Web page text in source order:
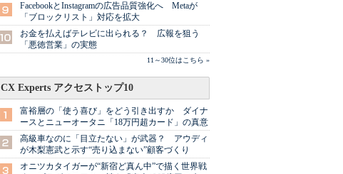
FacebookとInstagramの広告品質強化へ Metaが
「ブロックリスト」対応を拡大
お金を払えばテレビに出られる？ 広報を狙う
「悪徳営業」の実態
11～30位はこちら »
CX Experts アクセストップ10
富裕層の「使う喜び」をどう引き出すか ダイナ
ースとニューオータニ「18万円超カード」の真意
高級車なのに「目立たない」が武器？ アウディ
が木梨憲武と示す“売り込まない”顧客づくり
オニツカタイガーが“新宿ど真ん中”で描く世界戦